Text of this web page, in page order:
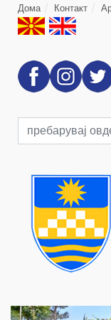
Дома Контакт